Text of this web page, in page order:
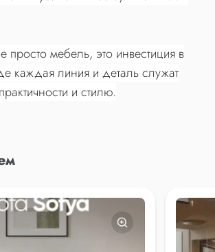
мебель, это инвестиция в
каждая линия и деталь служат
и стилю.